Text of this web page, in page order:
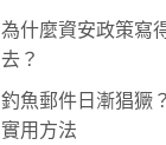
為什麼資安政策寫
去？
釣魚郵件日漸猖獗
實用方法